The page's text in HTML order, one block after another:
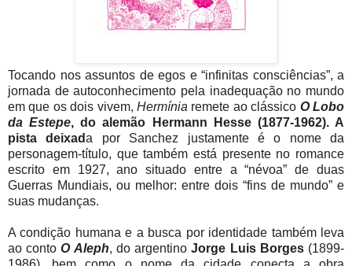
Tocando nos assuntos de egos e “infinitas consciências”, a
jornada de autoconhecimento pela inadequação no mundo
em que os dois vivem, Hermínia remete ao clássico O Lobo
da Estepe, do alemão Hermann Hesse (1877-1962). A
pista deixada por Sanchez justamente é o nome da
personagem-título, que também está presente no romance
escrito em 1927, ano situado entre a “névoa” de duas
Guerras Mundiais, ou melhor: entre dois “fins de mundo” e
suas mudanças.
A condição humana e a busca por identidade também leva
ao contoO Aleph, do argentinoJorge Luis Borges(1899-